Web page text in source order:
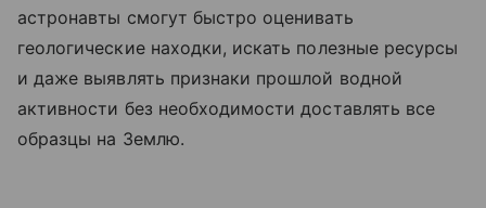
астронавты смогут быстро оценивать
геологические находки, искать полезные ресурсы
и даже выявлять признаки прошлой водной
активности без необходимости доставлять все
образцы на Землю.